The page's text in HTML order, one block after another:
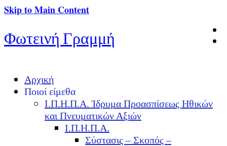
Skip to Main Content
Φωτεινή Γραμμή
Αρχική
Ποιοί είμεθα
Ι.Π.Η.Π.Α. Ίδρυμα Προασπίσεως Ηθικών
και Πνευματικών Αξιών
Ι.Π.Η.Π.Α.
Σύστασις – Σκοπός –